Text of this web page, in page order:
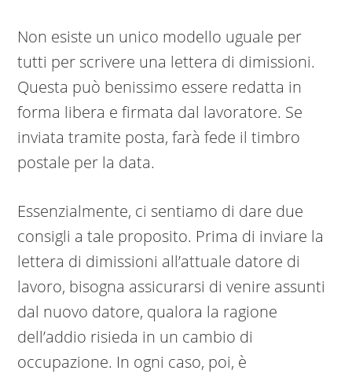
Non esiste un unico modello uguale per
tutti per scrivere una lettera di dimissioni.
Questa può benissimo essere redatta in
forma libera e firmata dal lavoratore. Se
inviata tramite posta, farà fede il timbro
postale per la data.
Essenzialmente, ci sentiamo di dare due
consigli a tale proposito. Prima di inviare la
lettera di dimissioni all’attuale datore di
lavoro, bisogna assicurarsi di venire assunti
dal nuovo datore, qualora la ragione
dell’addio risieda in un cambio di
occupazione. In ogni caso, poi, è